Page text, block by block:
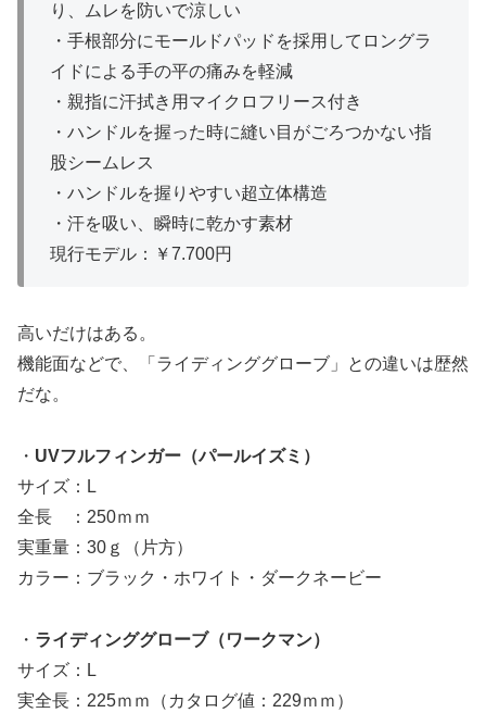
り、ムレを防いで涼しい
・手根部分にモールドパッドを採用してロングラ
イドによる手の平の痛みを軽減
・親指に汗拭き用マイクロフリース付き
・ハンドルを握った時に縫い目がごろつかない指
股シームレス
・ハンドルを握りやすい超立体構造
・汗を吸い、瞬時に乾かす素材
現行モデル：￥7.700円
高いだけはある。
機能面などで、「ライディンググローブ」との違いは歴然
だな。
・ UVフルフィンガー（パールイズミ）
サイズ：L
全長 ：250ｍｍ
実重量：30ｇ（片方）
カラー：ブラック・ホワイト・ダークネービー
・ ライディンググローブ（ワークマン）
サイズ：L
実全長：225ｍｍ（カタログ値：229ｍｍ）